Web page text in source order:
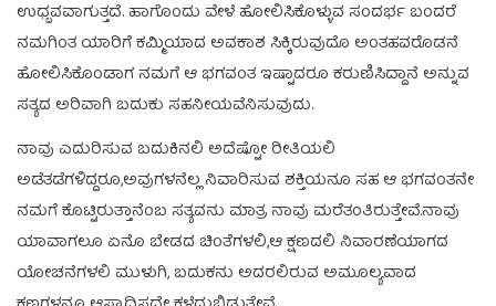
ಉಧ್ಬವವಾಗುತ್ತದೆ. ಹಾಗೊಂದು ವೇಳೆ ಹೋಲಿಸಿಕೊಳ್ಳುವ ಸಂದರ್ಭ ಬಂದರೆ
ನಮಗಿಂತ ಯಾರಿಗೆ ಕಮ್ಮಿಯಾದ ಅವಕಾಶ ಸಿಕ್ಕಿರುವುದೊ ಅಂತಹವರೊಡನೆ
ಹೋಲಿಸಿಕೊಂಡಾಗ ನಮಗೆ ಆ ಭಗವಂತ ಇಷ್ಟಾದರೂ ಕರುಣಿಸಿದ್ದಾನೆ ಅನ್ನುವ
ಸತ್ಯದ ಅರಿವಾಗಿ ಬದುಕು ಸಹನೀಯವೆನಿಸುವುದು.
ನಾವು ಎದುರಿಸುವ ಬದುಕಿನಲಿ ಅದೆಷ್ಟೋ ರೀತಿಯಲಿ
ಅಡೆತಡೆಗಳಿದ್ದರೂ,ಅವುಗಳನೆಲ್ಲ ನಿವಾರಿಸುವ ಶಕ್ತಿಯನೂ ಸಹ ಆ ಭಗವಂತನೇ
ನಮಗೆ ಕೊಟ್ಟಿರುತ್ತಾನೆಂಬ ಸತ್ಯವನು ಮಾತ್ರ ನಾವು ಮರೆತಂತಿರುತ್ತೇವೆ.ನಾವು
ಯಾವಾಗಲೂ ಏನೊ ಬೇಡದ ಚಿಂತೆಗಳಲಿ,ಆ ಕ್ಷಣದಲಿ ನಿವಾರಣೆಯಾಗದ
ಯೋಚನೆಗಳಲಿ ಮುಳುಗಿ, ಬದುಕನು ಅದರಲಿರುವ ಅಮೂಲ್ಯವಾದ